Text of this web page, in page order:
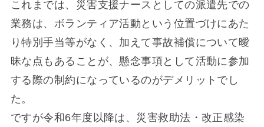
これまでは、災害支援ナースとしての派遣先での
業務は、ボランティア活動という位置づけにあた
り特別手当等がなく、加えて事故補償について曖
昧な点もあることが、懸念事項として活動に参加
する際の制約になっているのがデメリットでし
た。
ですが令和6年度以降は、災害救助法・改正感染